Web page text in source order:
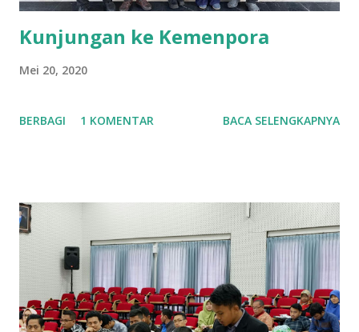
Kunjungan ke Kemenpora
Mei 20, 2020
BERBAGI 1 KOMENTAR BACA SELENGKAPNYA